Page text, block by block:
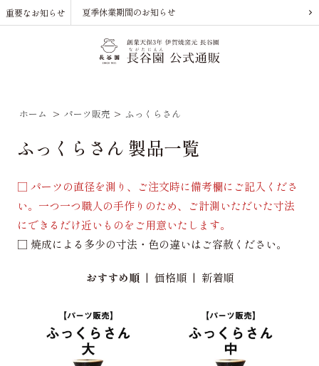
重要なお知らせ 夏季休業期間のお知らせ
ホーム > パーツ販売 > ふっくらさん
ふっくらさん 製品一覧
□ パーツの直径を測り、ご注文時に備考欄にご記入くださ
い。一つ一つ職人の手作りのため、ご計測いただいた寸法
にできるだけ近いものをご用意いたします。
□ 焼成による多少の寸法・色の違いはご容赦ください。
おすすめ順| 価格順| 新着順